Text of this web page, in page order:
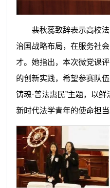
裴秋蕊致辞表示高校
治国战略布局，在服务社
才。她指出，本次微党课
的创新实践，希望参赛队
铸魂·普法惠民”主题，以
新时代法学青年的使命担当